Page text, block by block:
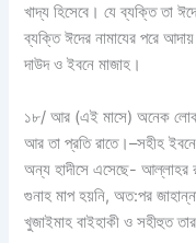
খাদ্য হিসেবে। যে ব্যক্তি তা
ব্যক্তি ঈদের নামাযের পরে
দাউদ ও ইবনে মাজাহ।
১৮/ আর (এই মাসে) অনেক
আর তা প্রতি রাতে।–সহীহ
অন্য হাদীসে এসেছে- আল্লাহর
গুনাহ মাপ হয়নি, অত:পর
খুজাইমাহ বাইহাকী ও সহীহুত